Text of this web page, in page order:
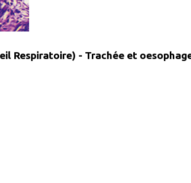
Respiratoire) - Trachée et